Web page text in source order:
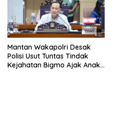
Mantan Wakapolri Desak
Polisi Usut Tuntas Tindak
Kejahatan Bigmo Ajak Anak